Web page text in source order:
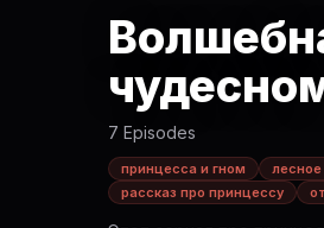
7 Episodes
принцесса и гном
рассказ про принцессу